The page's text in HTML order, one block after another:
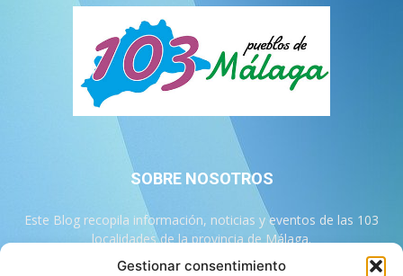
Gestionar consentimiento
SOBRE NOSOTROS
Este Blog recopila información, noticias y eventos de las 103
localidades de la provincia de Málaga.